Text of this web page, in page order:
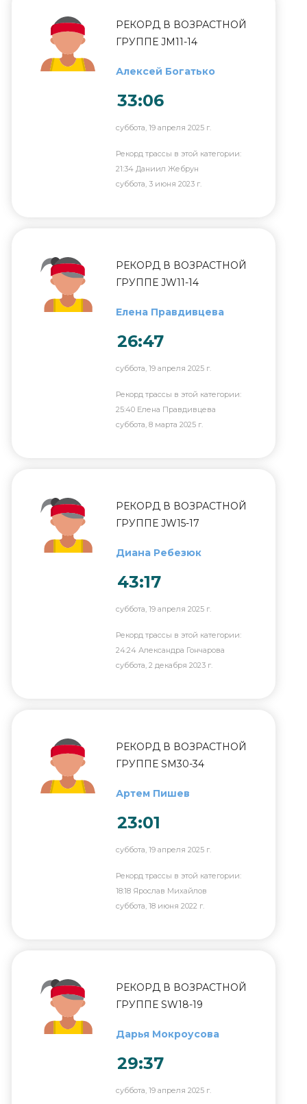
РЕКОРД В ВОЗРАСТНОЙ
ГРУППЕ JM11-14
Алексей Богатько
33:06
суббота, 19 апреля 2025 г.
Рекорд трассы в этой категории:
21:34 Даниил Жебрун
суббота, 3 июня 2023 г.
РЕКОРД В ВОЗРАСТНОЙ
ГРУППЕ JW11-14
Елена Правдивцева
26:47
суббота, 19 апреля 2025 г.
Рекорд трассы в этой категории:
25:40 Елена Правдивцева
суббота, 8 марта 2025 г.
РЕКОРД В ВОЗРАСТНОЙ
ГРУППЕ JW15-17
Диана Ребезюк
43:17
суббота, 19 апреля 2025 г.
Рекорд трассы в этой категории:
24:24 Александра Гончарова
суббота, 2 декабря 2023 г.
РЕКОРД В ВОЗРАСТНОЙ
ГРУППЕ SM30-34
Артем Пишев
23:01
суббота, 19 апреля 2025 г.
Рекорд трассы в этой категории:
18:18 Ярослав Михайлов
суббота, 18 июня 2022 г.
РЕКОРД В ВОЗРАСТНОЙ
ГРУППЕ SW18-19
Дарья Мокроусова
29:37
суббота, 19 апреля 2025 г.